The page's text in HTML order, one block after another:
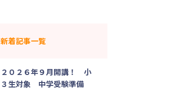
新着記事一覧
２０２６年９月開講！ 小
３生対象 中学受験準備